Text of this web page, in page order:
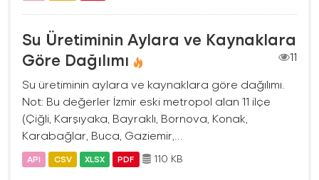
Su Üretiminin Aylara ve Kaynaklara
Göre Dağılımı
11
Su üretiminin aylara ve kaynaklara göre dağılımı.
Not: Bu değerler İzmir eski metropol alan 11 ilçe
(Çiğli, Karşıyaka, Bayraklı, Bornova, Konak,
Karabağlar, Buca, Gaziemir,...
API CSV XLSX PDF 110 KB